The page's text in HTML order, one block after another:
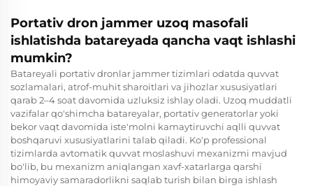
Portativ dron jammer uzoq masofali
ishlatishda batareyada qancha vaqt ishlashi
mumkin?
Batareyali portativ dronlar jammer tizimlari odatda quvvat
sozlamalari, atrof-muhit sharoitlari va jihozlar xususiyatlari
qarab 2–4 soat davomida uzluksiz ishlay oladi. Uzoq muddatli
vazifalar qo'shimcha batareyalar, portativ generatorlar yoki
bekor vaqt davomida iste'molni kamaytiruvchi aqlli quvvat
boshqaruvi xususiyatlarini talab qiladi. Ko'p professional
tizimlarda avtomatik quvvat moslashuvi mexanizmi mavjud
bo'lib, bu mexanizm aniqlangan xavf-xatarlarga qarshi
himoyaviy samaradorlikni saqlab turish bilan birga ishlash